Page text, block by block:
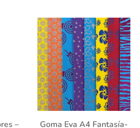
–
Goma Eva A4 Fantasía-